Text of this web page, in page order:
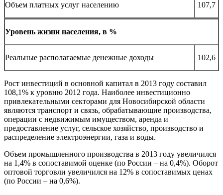
Объем платных услуг населению 107,7
Уровень жизни населения, в %
Реальные располагаемые денежные доходы 102,6
Рост инвестиций в основной капитал в 2013 году составил
108,1% к уровню 2012 года. Наиболее инвестиционно
привлекательными секторами для Новосибирской области
являются транспорт и связь, обрабатывающие производства,
операции с недвижимым имуществом, аренда и
предоставление услуг, сельское хозяйство, производство и
распределение электроэнергии, газа и воды.
Объем промышленного производства в 2013 году увеличился
на 1,4% в сопоставимой оценке (по России – на 0,4%). Оборот
оптовой торговли увеличился на 12% в сопоставимых ценах
(по России – на 0,6%).